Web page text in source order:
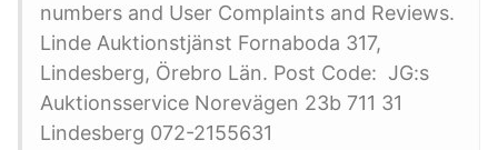
numbers and User Complaints and Reviews.
Linde Auktionstjänst Fornaboda 317,
Lindesberg, Örebro Län. Post Code: JG:s
Auktionsservice Norevägen 23b 711 31
Lindesberg 072-2155631